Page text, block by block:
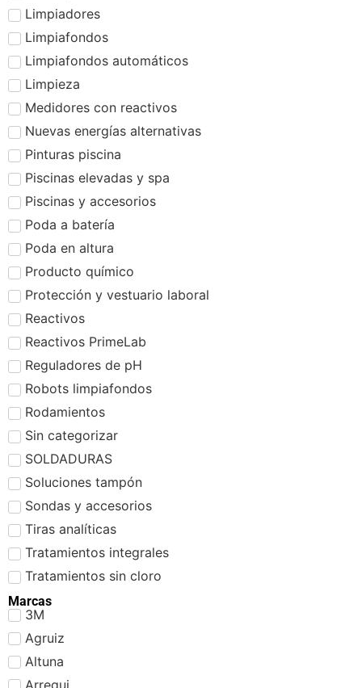
Limpiadores
Limpiafondos
Limpiafondos automáticos
Limpieza
Medidores con reactivos
Nuevas energías alternativas
Pinturas piscina
Piscinas elevadas y spa
Piscinas y accesorios
Poda a batería
Poda en altura
Producto químico
Protección y vestuario laboral
Reactivos
Reactivos PrimeLab
Reguladores de pH
Robots limpiafondos
Rodamientos
Sin categorizar
SOLDADURAS
Soluciones tampón
Sondas y accesorios
Tiras analíticas
Tratamientos integrales
Tratamientos sin cloro
Marcas
3M
Agruiz
Altuna
Arregui